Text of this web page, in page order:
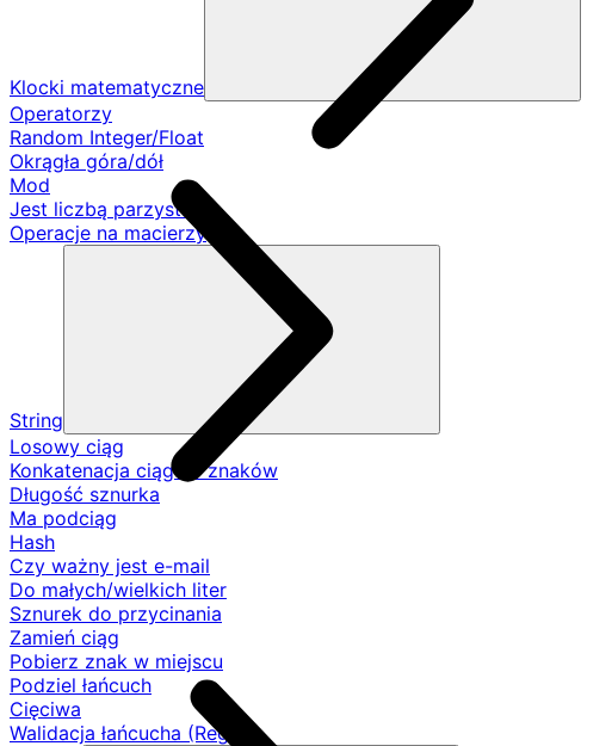
Klocki matematyczne
Operatorzy
Random Integer/Float
Okrągła góra/dół
Mod
Jest liczbą parzystą
Operacje na macierzy
String
Losowy ciąg
Konkatenacja ciągów znaków
Długość sznurka
Ma podciąg
Hash
Czy ważny jest e-mail
Do małych/wielkich liter
Sznurek do przycinania
Zamień ciąg
Pobierz znak w miejscu
Podziel łańcuch
Cięciwa
Walidacja łańcucha (Regex)